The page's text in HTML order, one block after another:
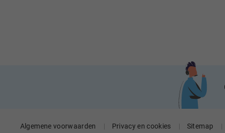
Algemene voorwaarden Privacy en cookies Sitemap